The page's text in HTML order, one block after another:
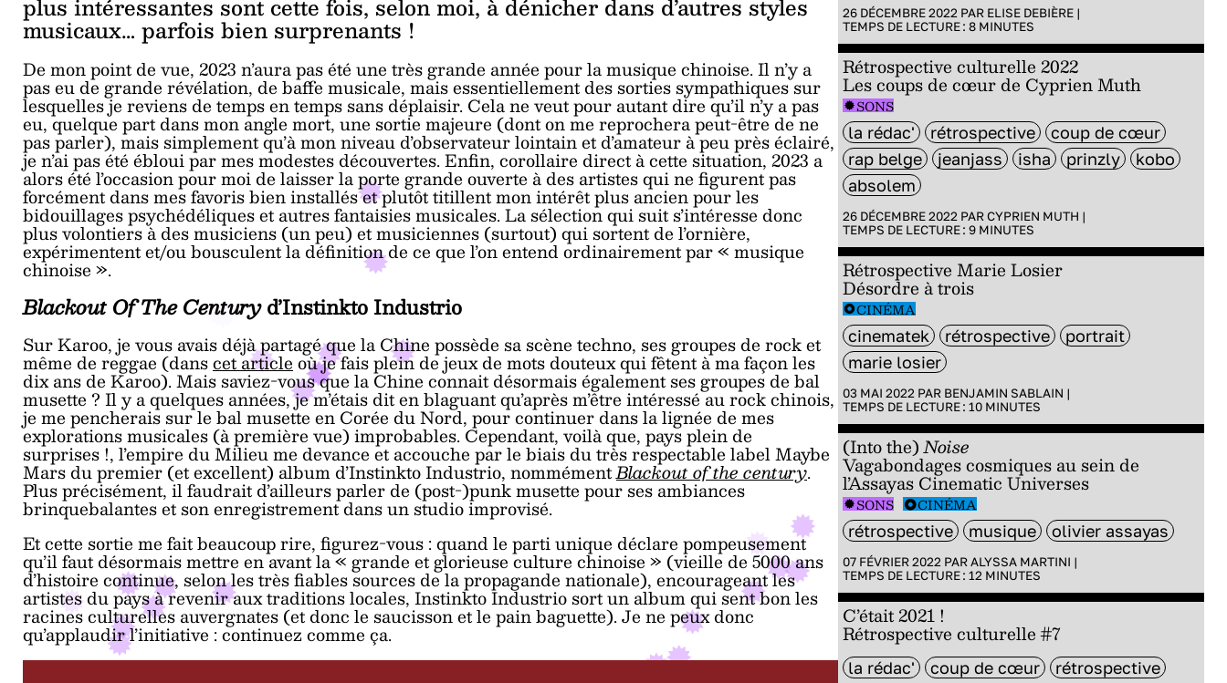
plus intéressantes sont cette fois, selon moi, à dénicher dans d’autres styles
musicaux… parfois bien surprenants !
De mon point de vue, 2023 n’aura pas été une très grande année pour la musique chinoise. Il n’y a
pas eu de grande révélation, de baffe musicale, mais essentiellement des sorties sympathiques sur
lesquelles je reviens de temps en temps sans déplaisir. Cela ne veut pour autant dire qu’il n’y a pas
eu, quelque part dans mon angle mort, une sortie majeure (dont on me reprochera peut-être de ne
pas parler), mais simplement qu’à mon niveau d’observateur lointain et d’amateur à peu près éclairé,
je n’ai pas été ébloui par mes modestes découvertes. Enfin, corollaire direct à cette situation, 2023 a
alors été l’occasion pour moi de laisser la porte grande ouverte à des artistes qui ne figurent pas
forcément dans mes favoris bien installés et plutôt titillent mon intérêt plus ancien pour les
bidouillages psychédéliques et autres fantaisies musicales. La sélection qui suit s’intéresse donc
plus volontiers à des musiciens (un peu) et musiciennes (surtout) qui sortent de l’ornière,
expérimentent et/ou bousculent la définition de ce que l’on entend ordinairement par « musique
chinoise ».
Blackout Of The Centuryd’Instinkto Industrio
Sur Karoo, je vous avais déjà partagé que la Chine possède sa scène techno, ses groupes de rock et
même de reggae (danscet articleoù je fais plein de jeux de mots douteux qui fêtent à ma façon les
dix ans de Karoo). Mais saviez-vous que la Chine connait désormais également ses groupes de bal
musette ? Il y a quelques années, je m’étais dit en blaguant qu’après m’être intéressé au rock chinois,
je me pencherais sur le bal musette en Corée du Nord, pour continuer dans la lignée de mes
explorations musicales (à première vue) improbables. Cependant, voilà que, pays plein de
surprises !, l’empire du Milieu me devance et accouche par le biais du très respectable label Maybe
Mars du premier (et excellent) album d’Instinkto Industrio, nommémentBlackout of the century.
Plus précisément, il faudrait d’ailleurs parler de (post-)punk musette pour ses ambiances
brinquebalantes et son enregistrement dans un studio improvisé.
Et cette sortie me fait beaucoup rire, figurez-vous : quand le parti unique déclare pompeusement
qu’il faut désormais mettre en avant la « grande et glorieuse culture chinoise » (vieille de 5000 ans
d’histoire continue, selon les très fiables sources de la propagande nationale), encourageant les
artistes du pays à revenir aux traditions locales, Instinkto Industrio sort un album qui sent bon les
racines culturelles auvergnates (et donc le saucisson et le pain baguette). Je ne peux donc
qu’applaudir l’initiative : continuez comme ça.
26 DÉCEMBRE 2022 PAR ELISE DEBIÈRE|
TEMPS DE LECTURE : 8MINUTES
Rétrospective culturelle 2022
Les coups de cœur de Cyprien Muth
SONS
la rédac' rétrospective
coup de cœur
rap belge
jeanjass isha prinzly
kobo
absolem
26 DÉCEMBRE 2022 PARCYPRIEN MUTH |
TEMPS DE LECTURE : 9MINUTES
Rétrospective Marie Losier
Désordre à trois
CINÉMA
cinematek rétrospective
portrait
marie losier
03 MAI 2022 PAR BENJAMIN SABLAIN |
TEMPS DE LECTURE : 10MINUTES
(Into the)Noise
Vagabondages cosmiques au sein de
l’Assayas Cinematic Universes
SONS CINÉMA
rétrospective musique olivier assayas
07 FÉVRIER 2022 PARALYSSA MARTINI |
TEMPS DE LECTURE : 12 MINUTES
C’était 2021 !
Rétrospective culturelle #7
la rédac' coup de cœur
rétrospective